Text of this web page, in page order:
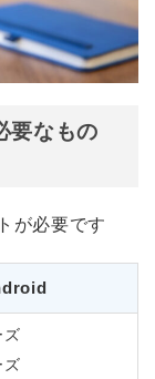
要なもの
が必要です
ズ
ズ